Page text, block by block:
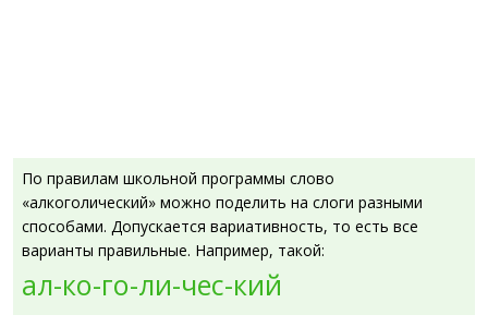
По правилам школьной программы слово
«алкоголический» можно поделить на слоги разными
способами. Допускается вариативность, то есть все
варианты правильные. Например, такой:
ал-ко-го-ли-чес-кий